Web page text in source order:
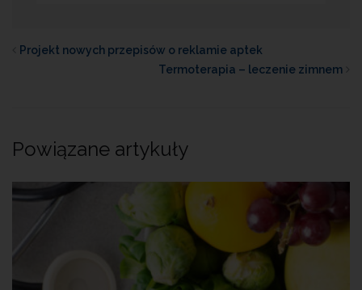
Projekt nowych przepisów o reklamie aptek
Termoterapia – leczenie zimnem
Powiązane artykuły